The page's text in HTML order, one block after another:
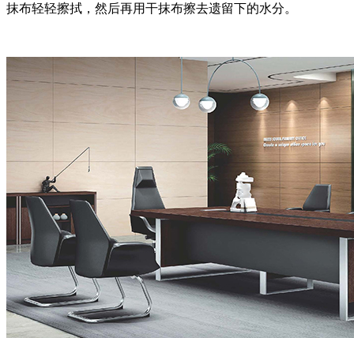
抹布轻轻擦拭，然后再用干抹布擦去遗留下的水分。